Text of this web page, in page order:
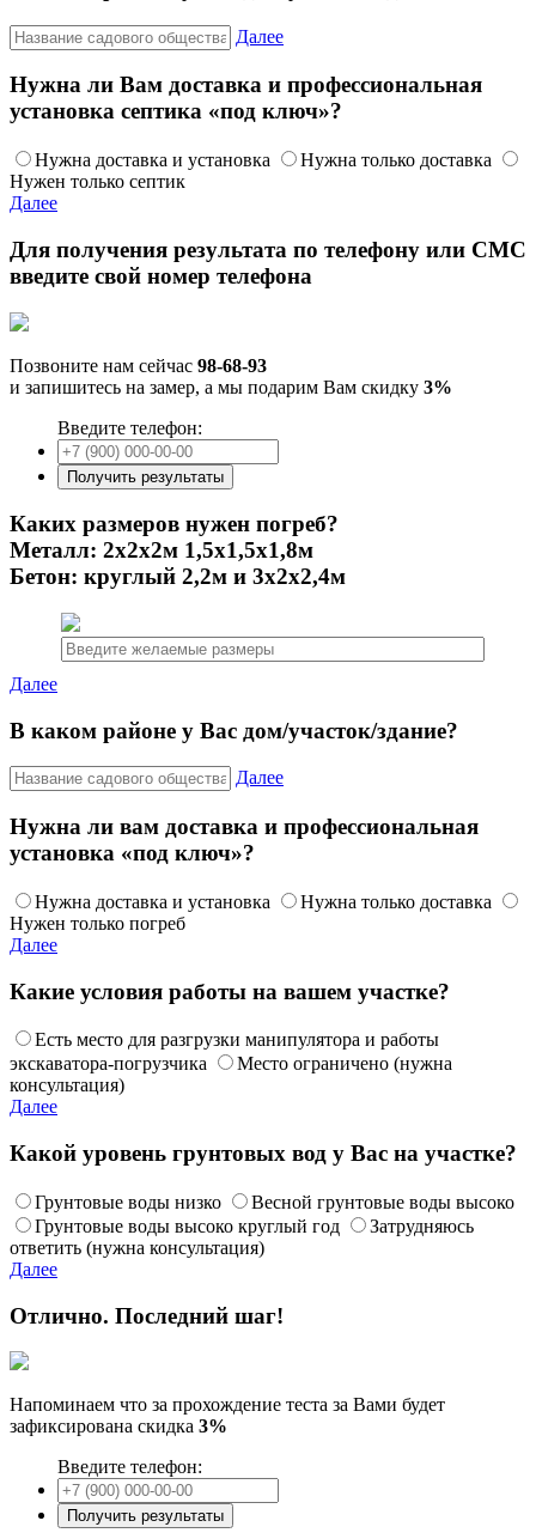
Далее
Нужна ли Вам доставка и профессиональная
установка септика «под ключ»?
Нужна доставка и установка
Нужна только доставка
Нужен только септик
Далее
Для получения результата по телефону или СМС
введите свой номер телефона
Позвоните нам сейчас 98-68-93
и запишитесь на замер, а мы подарим Вам скидку 3%
Введите телефон:
Каких размеров нужен погреб?
Металл: 2х2х2м 1,5х1,5х1,8м
Бетон: круглый 2,2м и 3х2х2,4м
Далее
В каком районе у Вас дом/участок/здание?
Далее
Нужна ли вам доставка и профессиональная
установка «под ключ»?
Нужна доставка и установка
Нужна только доставка
Нужен только погреб
Далее
Какие условия работы на вашем участке?
Есть место для разгрузки манипулятора и работы
экскаватора-погрузчика
Место ограничено (нужна
консультация)
Далее
Какой уровень грунтовых вод у Вас на участке?
Грунтовые воды низко
Весной грунтовые воды высоко
Грунтовые воды высоко круглый год
Затрудняюсь
ответить (нужна консультация)
Далее
Отлично. Последний шаг!
Напоминаем что за прохождение теста за Вами будет
зафиксирована скидка 3%
Введите телефон: